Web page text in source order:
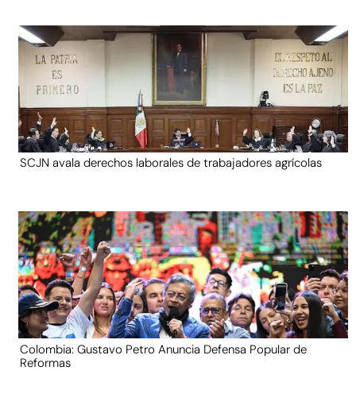
SCJN avala derechos laborales de trabajadores agrícolas
Colombia: Gustavo Petro Anuncia Defensa Popular de
Reformas